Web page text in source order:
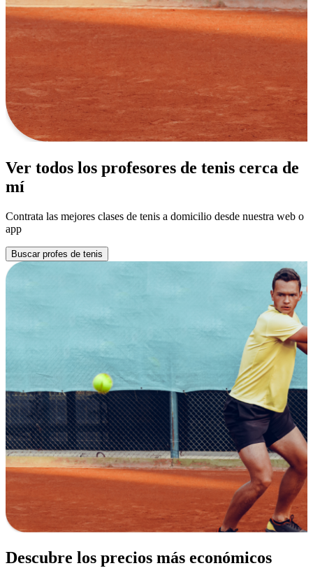
Ver todos los profesores de tenis cerca de
mí
Contrata las mejores clases de tenis a domicilio desde nuestra web o
app
Buscar profes de tenis
Descubre los precios más económicos